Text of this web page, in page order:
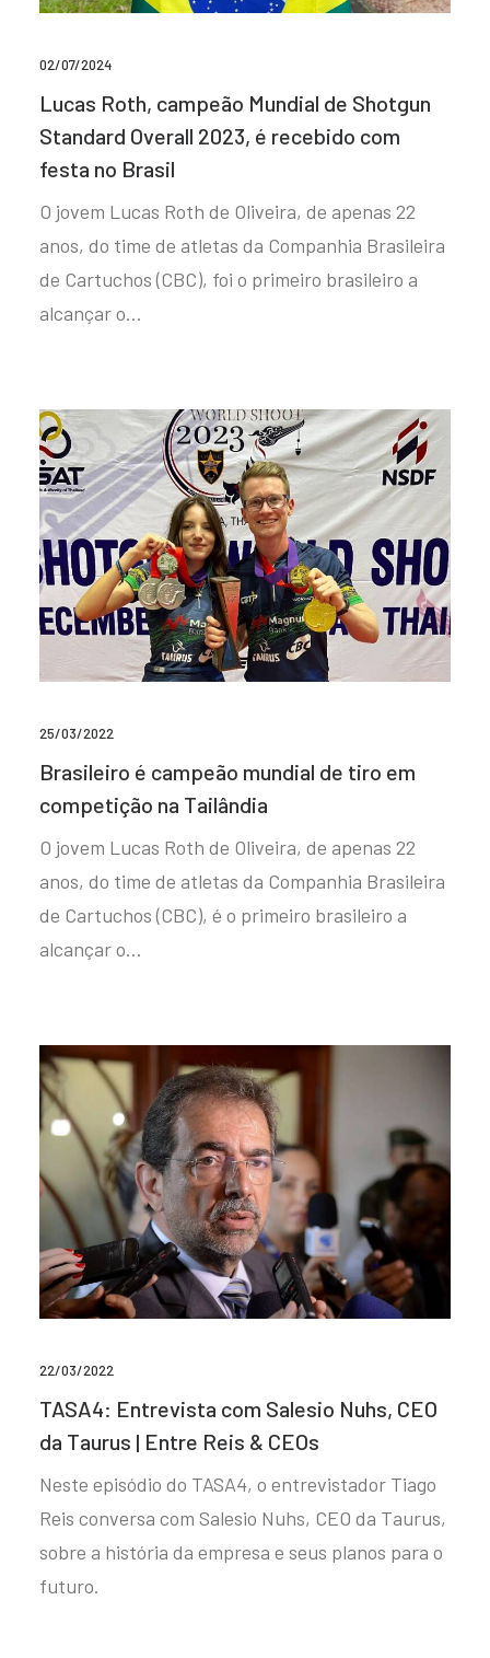
02/07/2024
Lucas Roth, campeão Mundial de Shotgun
Standard Overall 2023, é recebido com
festa no Brasil
O jovem Lucas Roth de Oliveira, de apenas 22
anos, do time de atletas da Companhia Brasileira
de Cartuchos (CBC), foi o primeiro brasileiro a
alcançar o…
25/03/2022
Brasileiro é campeão mundial de tiro em
competição na Tailândia
O jovem Lucas Roth de Oliveira, de apenas 22
anos, do time de atletas da Companhia Brasileira
de Cartuchos (CBC), é o primeiro brasileiro a
alcançar o…
22/03/2022
TASA4: Entrevista com Salesio Nuhs, CEO
da Taurus | Entre Reis & CEOs
Neste episódio do TASA4, o entrevistador Tiago
Reis conversa com Salesio Nuhs, CEO da Taurus,
sobre a história da empresa e seus planos para o
futuro.